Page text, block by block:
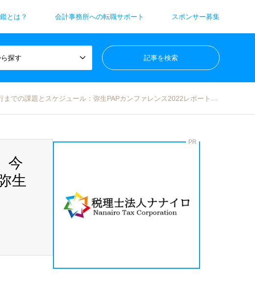
とは？ 会計事務所への転職サポート スポンサー募集
探す
題とスケジュール：弥生PAPカンファレンス2022レポート_前編【PR】
今
生
PR